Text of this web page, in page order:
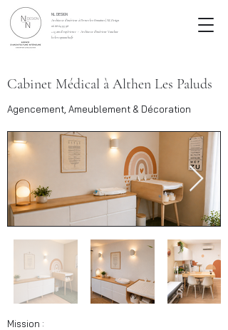
NL DESIGN
Architecte d’intérieur à Pernes-les-Fontaines | NL Design
06 88 64 93 98
+ 15 ans d’expérience - Architecte d'intérieur Vaucluse
leclercqnatacha.fr
Cabinet Médical à Althen Les Paluds
Agencement, Ameublement & Décoration
Mission :